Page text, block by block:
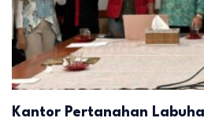
Kantor Pertanahan